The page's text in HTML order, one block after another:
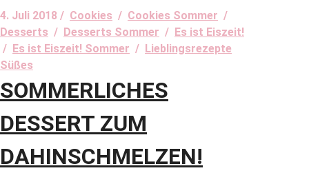
4. Juli 2018 / Cookies / Cookies Sommer /
Desserts / Desserts Sommer / Es ist Eiszeit!
/ Es ist Eiszeit! Sommer / Lieblingsrezepte
Süßes
SOMMERLICHES
DESSERT ZUM
DAHINSCHMELZEN!